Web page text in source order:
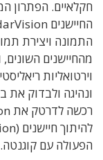
חקלאיים. הפתרון
התמונה ויצירת
מהחיישנים
וירטואליות
ונהיגה ולבדוק את
הפעולה עם קוגנטה.